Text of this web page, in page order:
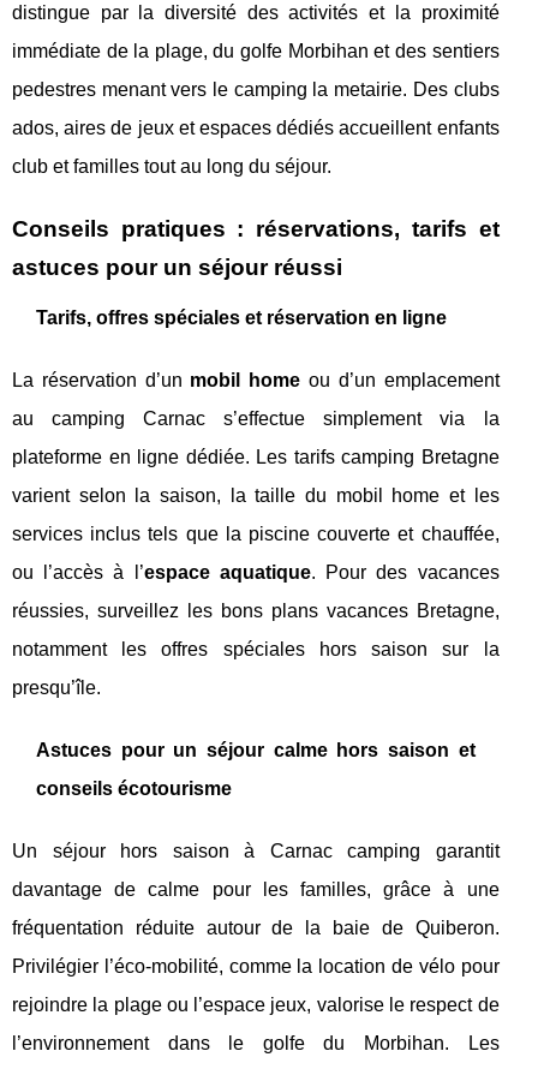
distingue par la diversité des activités et la proximité
immédiate de la plage, du golfe Morbihan et des sentiers
pedestres menant vers le camping la metairie. Des clubs
ados, aires de jeux et espaces dédiés accueillent enfants
club et familles tout au long du séjour.
Conseils pratiques : réservations, tarifs et
astuces pour un séjour réussi
Tarifs, offres spéciales et réservation en ligne
La réservation d’un mobil home ou d’un emplacement
au camping Carnac s’effectue simplement via la
plateforme en ligne dédiée. Les tarifs camping Bretagne
varient selon la saison, la taille du mobil home et les
services inclus tels que la piscine couverte et chauffée,
ou l’accès à l’espace aquatique. Pour des vacances
réussies, surveillez les bons plans vacances Bretagne,
notamment les offres spéciales hors saison sur la
presqu’île.
Astuces pour un séjour calme hors saison et
conseils écotourisme
Un séjour hors saison à Carnac camping garantit
davantage de calme pour les familles, grâce à une
fréquentation réduite autour de la baie de Quiberon.
Privilégier l’éco-mobilité, comme la location de vélo pour
rejoindre la plage ou l’espace jeux, valorise le respect de
l’environnement dans le golfe du Morbihan. Les